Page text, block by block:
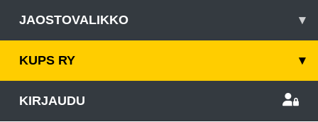
JAOSTOVALIKKO ▾
KUPS RY ▾
KIRJAUDU